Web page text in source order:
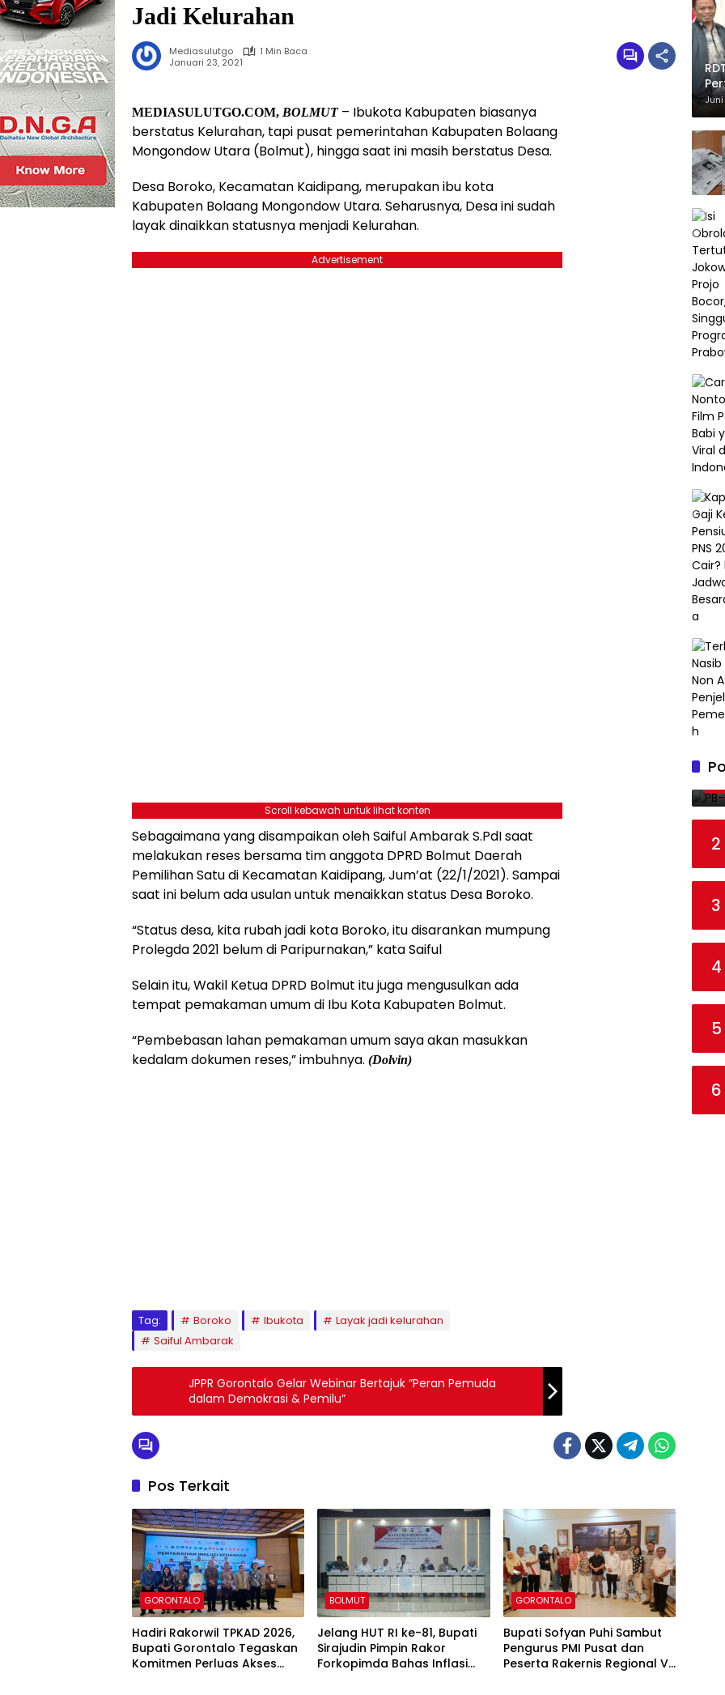
Jadi Kelurahan
Mediasulutgo
1 Min Baca
Januari 23, 2021
MEDIASULUTGO.COM, BOLMUT– Ibukota Kabupaten biasanya
berstatus Kelurahan, tapi pusat pemerintahan Kabupaten Bolaang
Mongondow Utara (Bolmut), hingga saat ini masih berstatus Desa.
Desa Boroko, Kecamatan Kaidipang, merupakan ibu kota
Kabupaten Bolaang Mongondow Utara. Seharusnya, Desa ini sudah
layak dinaikkan statusnya menjadi Kelurahan.
Advertisement
Scroll kebawah untuk lihat konten
Sebagaimana yang disampaikan oleh Saiful Ambarak S.PdI saat
melakukan reses bersama tim anggota DPRD Bolmut Daerah
Pemilihan Satu di Kecamatan Kaidipang, Jum’at (22/1/2021). Sampai
saat ini belum ada usulan untuk menaikkan status Desa Boroko.
“Status desa, kita rubah jadi kota Boroko, itu disarankan mumpung
Prolegda 2021 belum di Paripurnakan,” kata Saiful
Selain itu, Wakil Ketua DPRD Bolmut itu juga mengusulkan ada
tempat pemakaman umum di Ibu Kota Kabupaten Bolmut.
“Pembebasan lahan pemakaman umum saya akan masukkan
kedalam dokumen reses,” imbuhnya. (Dolvin)
Tag: Boroko Ibukota
Layak jadi kelurahan
Saiful Ambarak
JPPR Gorontalo Gelar Webinar Bertajuk “Peran Pemuda
dalam Demokrasi & Pemilu”
Pos Terkait
GORONTALO
Hadiri Rakorwil TPKAD 2026,
Bupati Gorontalo Tegaskan
Komitmen Perluas Akses
BOLMUT
Jelang HUT RI ke-81, Bupati
Sirajudin Pimpin Rakor
Forkopimda Bahas Inflasi
GORONTALO
Bupati Sofyan Puhi Sambut
Pengurus PMI Pusat dan
Peserta Rakernis Regional V
GORONTALO GORONTALO GORONTALO
2
3
4
5
6